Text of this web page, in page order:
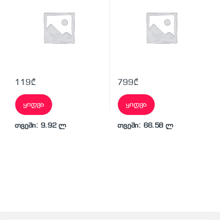
119₾
ყიდვა
თვეში: 9.92 ლ
799₾
ყიდვა
თვეში: 66.58 ლ